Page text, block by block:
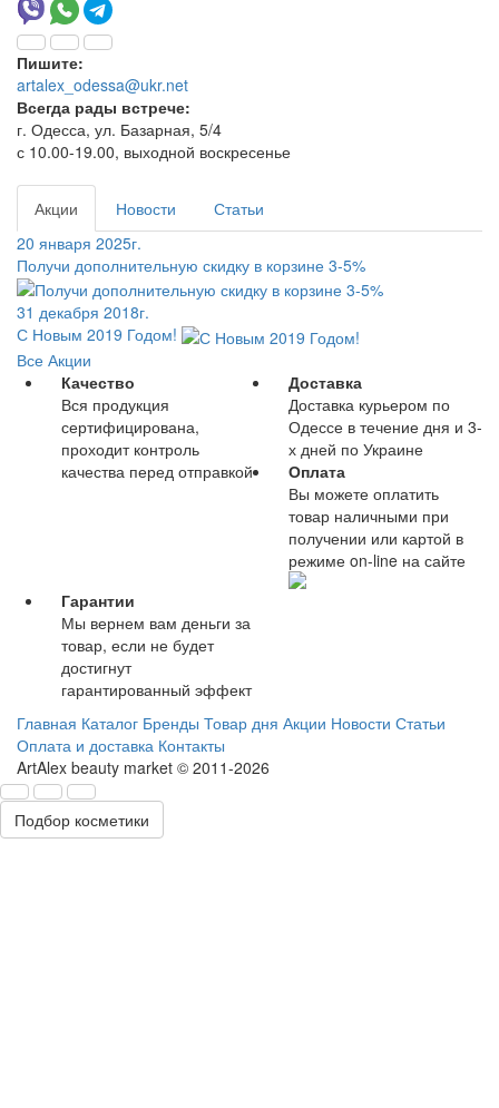
Пишите:
artalex_odessa@ukr.net
Всегда рады встрече:
г. Одесса, ул. Базарная, 5/4
с 10.00-19.00, выходной воскресенье
Акции Новости
Статьи
20 января 2025г.
Получи дополнительную скидку в корзине 3-5%
31 декабря 2018г.
С Новым 2019 Годом!
Все Акции
Качество
Вся продукция
сертифицирована,
проходит контроль
качества перед отправкой
Доставка
Доставка курьером по
Одессе в течение дня и 3-
х дней по Украине
Оплата
Вы можете оплатить
товар наличными при
получении или картой в
режиме on-line на сайте
Гарантии
Мы вернем вам деньги за
товар, если не будет
достигнут
гарантированный эффект
Главная Каталог Бренды Товар дня Акции Новости Статьи
Оплата и доставка Контакты
ArtAlex beauty market © 2011-2026
Подбор косметики